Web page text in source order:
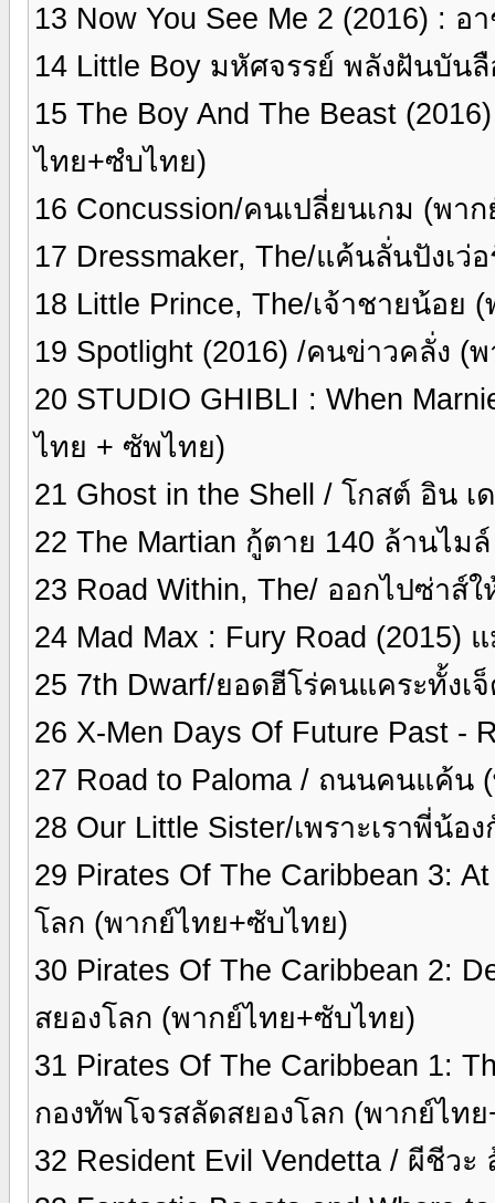
13 Now You See Me 2 (2016) :
14 Little Boy มหัศจรรย์ พลังฝันบัน
15 The Boy And The Beast
ไทย+ซํบไทย)
16 Concussion/คนเปลี่ยนเกม (พา
17 Dressmaker, The/แค้นลั่นปังเว่
18 Little Prince, The/เจ้าชายน้อย
19 Spotlight (2016) /คนข่าวคลั่ง (
20 STUDIO GHIBLI : When
ไทย + ซัพไทย)
21 Ghost in the Shell / โกสต์ อิน
22 The Martian กู้ตาย 140 ล้านไม
23 Road Within, The/ ออกไปซ่าส์
24 Mad Max : Fury Road
25 7th Dwarf/ยอดฮีโร่คนแคระทั้งเ
26 X-Men Days Of Future Past -
27 Road to Paloma / ถนนคนแค้น
28 Our Little Sister/เพราะเราพี่น้
29 Pirates Of The Caribbean 3:
โลก (พากย์ไทย+ซับไทย)
30 Pirates Of The Caribbean 2:
สยองโลก (พากย์ไทย+ซับไทย)
31 Pirates Of The Caribbean 1:
กองทัพโจรสลัดสยองโลก (พากย์ไท
32 Resident Evil Vendetta / ผีชีว